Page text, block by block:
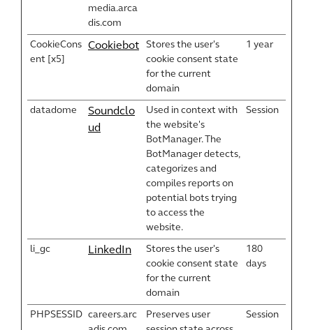
media.arca
dis.com
CookieCons
ent [x5]
Cookiebot
Stores the user's
cookie consent state
for the current
domain
1 year
datadome
Soundclo
ud
Used in context with
the website's
BotManager. The
BotManager detects,
categorizes and
compiles reports on
potential bots trying
to access the
website.
Session
li_gc LinkedIn
Stores the user's
cookie consent state
for the current
domain
180
days
PHPSESSID careers.arc
Preserves user
Session